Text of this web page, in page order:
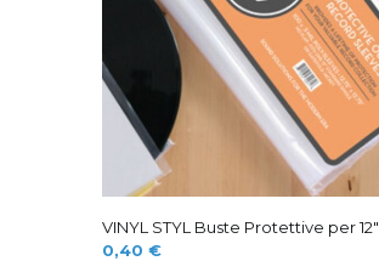
VINYL STYL Buste Protettive per 12″
0,40 €